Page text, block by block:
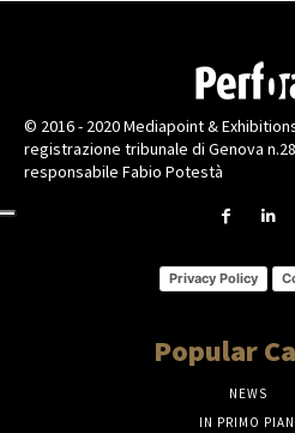
© 2016 - 2020 Mediapoint &
registrazione tribunale di Genova
responsabile Fabio Potestà
Privacy Policy
Popular
NEWS
IN PRIMO